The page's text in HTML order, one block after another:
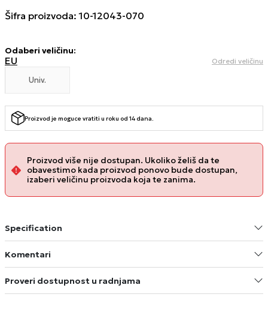
Šifra proizvoda:10-12043-070
Odaberi veličinu:
EU Odredi veličinu
Univ.
Proizvod je moguce vratiti u roku od 14 dana.
Proizvod više nije dostupan. Ukoliko želiš da te
obavestimo kada proizvod ponovo bude dostupan,
izaberi veličinu proizvoda koja te zanima.
Specification
Komentari
Proveri dostupnost u radnjama